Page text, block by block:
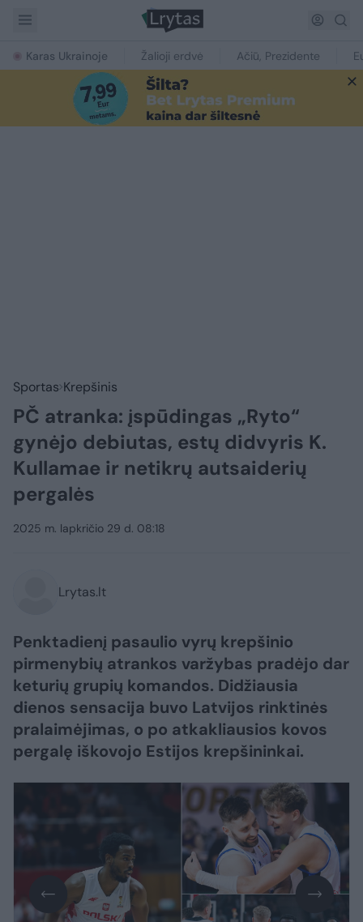
Karas Ukrainoje Žalioji erdvė Ačiū, Prezidente
Sportas Krepšinis
PČ atranka: įspūdingas „Ryto“
gynėjo debiutas, estų didvyris K.
Kullamae ir netikrų autsaiderių
pergalės
2025 m. lapkričio 29 d. 08:18
Lrytas.lt
Penktadienį pasaulio vyrų krepšinio
pirmenybių atrankos varžybas pradėjo dar
keturių grupių komandos. Didžiausia
dienos sensacija buvo Latvijos rinktinės
pralaimėjimas, o po atkakliausios kovos
pergalę iškovojo Estijos krepšininkai.